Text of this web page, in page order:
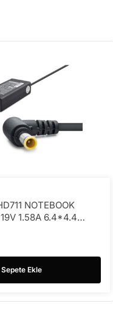
NOTEBOOK
1.58A 6.4*4.4
Sepete Ekle